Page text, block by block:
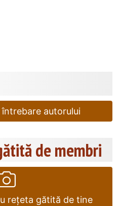
autorului
de membri
rețeta gătită de tine